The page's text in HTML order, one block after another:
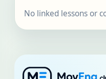
No linked lessons or